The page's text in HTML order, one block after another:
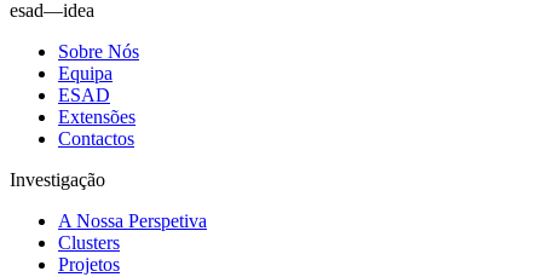
esad—idea
Sobre Nós
Equipa
ESAD
Extensões
Contactos
Investigação
A Nossa Perspetiva
Clusters
Projetos